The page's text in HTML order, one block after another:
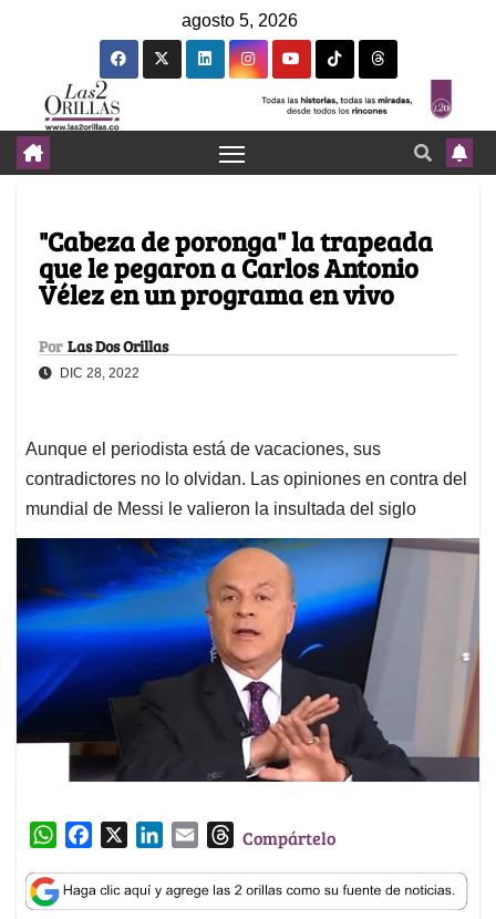
agosto 5, 2026
"Cabeza de poronga" la trapeada
que le pegaron a Carlos Antonio
Vélez en un programa en vivo
Por Las Dos Orillas
DIC 28, 2022
Aunque el periodista está de vacaciones, sus
contradictores no lo olvidan. Las opiniones en contra del
mundial de Messi le valieron la insultada del siglo
W
a
t
c
e
n
k
a
i
T
r
e
Compártelo